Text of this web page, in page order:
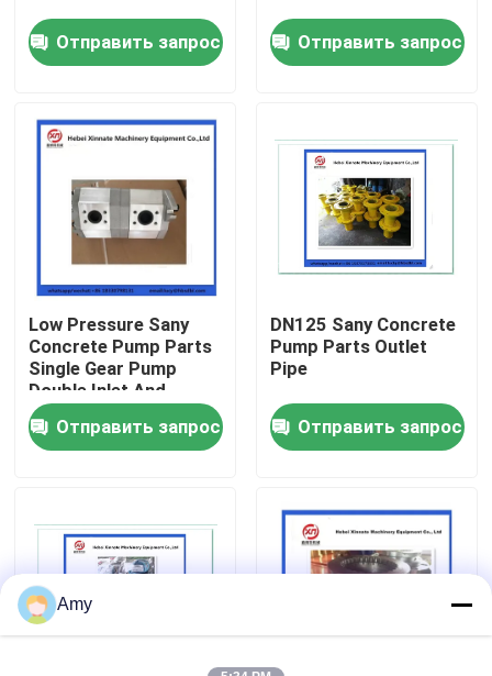
Главная страница
Ролики
О Компании
Наша фабрика
контроль качества
контактные данные
Отправить запрос
Части конкретного насоса Putzmeister
Части конкретного насоса Schwing
Отправить запрос Отправить запрос
Low Pressure Sany
Concrete Pump Parts
Single Gear Pump
Double Inlet And
Double Outlet
Отправить запрос
DN125 Sany Concrete
Pump Parts Outlet
Pipe
Отправить запрос
Amy